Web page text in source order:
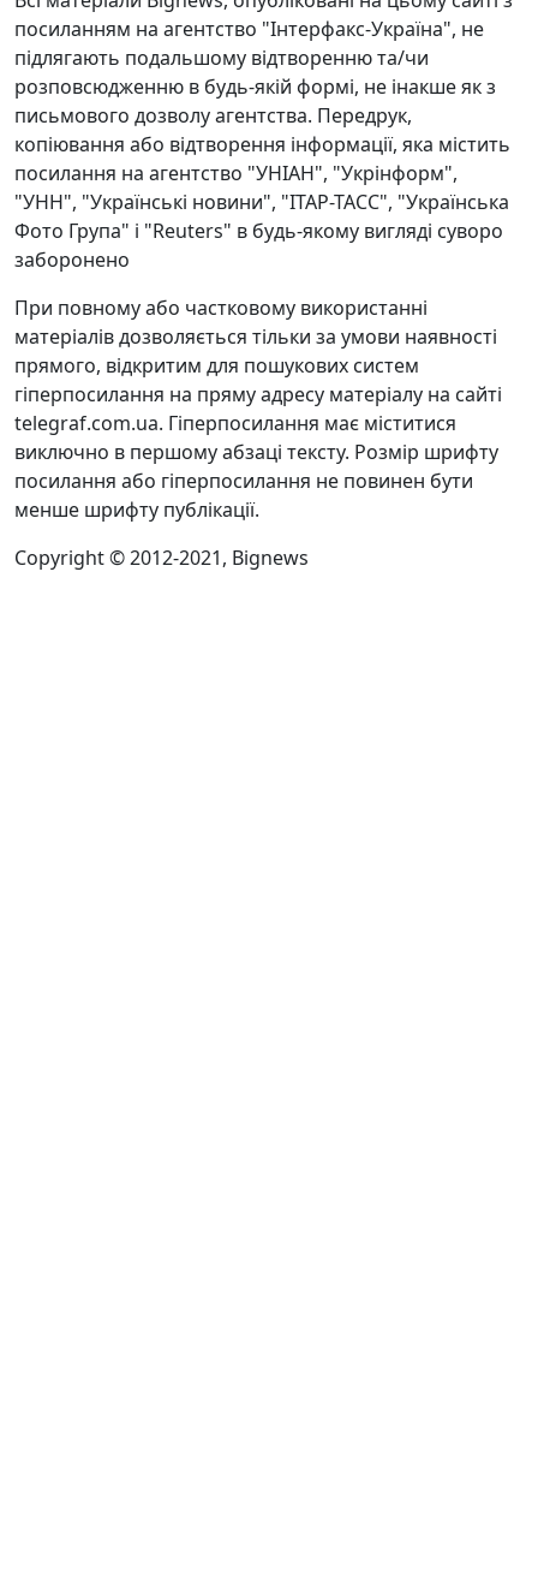
посиланням на агентство "Інтерфакс-Україна", не
підлягають подальшому відтворенню та/чи
розповсюдженню в будь-якій формі, не інакше як з
письмового дозволу агентства. Передрук,
копіювання або відтворення інформації, яка містить
посилання на агентство "УНІАН", "Укрінформ",
"УНН", "Українські новини", "ІТАР-ТАСС", "Українська
Фото Група" і "Reuters" в будь-якому вигляді суворо
заборонено
При повному або частковому використанні
матеріалів дозволяється тільки за умови наявності
прямого, відкритим для пошукових систем
гіперпосилання на пряму адресу матеріалу на сайті
telegraf.com.ua. Гіперпосилання має міститися
виключно в першому абзаці тексту. Розмір шрифту
посилання або гіперпосилання не повинен бути
менше шрифту публікації.
Copyright © 2012-2021, Bignews